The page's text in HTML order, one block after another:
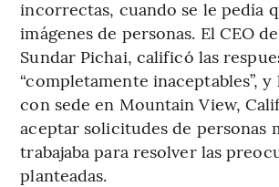
incorrectas, cuando se le pedía
imágenes de personas. El CEO
Sundar Pichai, calificó las
“completamente inaceptables”, y
con sede en Mountain View,
aceptar solicitudes de personas
trabajaba para resolver las
planteadas.